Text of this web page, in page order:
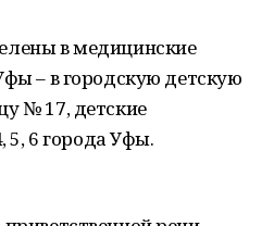
в медицинские
– в городскую детскую
№ 17, детские
5, 6 города Уфы.